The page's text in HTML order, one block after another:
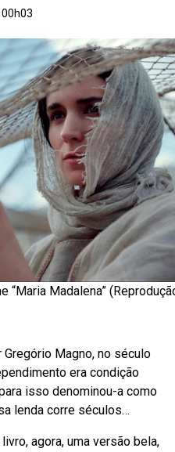
“Maria Madalena”
Magno, no século
era condição
isso denominou-a como
lenda corre séculos…
agora, uma versão bela,